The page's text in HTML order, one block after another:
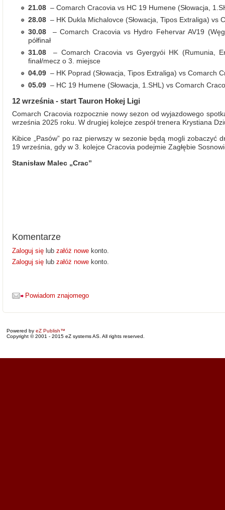
21.08– Comarch Cracovia vs HC 19 Humene (Słowacja,
28.08– HK Dukla Michalovce (Słowacja, Tipos Extraliga) vs
30.08– Comarch Cracovia vs Hydro Fehervar AV19
półfinał
31.08– Comarch Cracovia vs Gyergyói HK (Rumunia,
finał/mecz o 3. miejsce
04.09– HK Poprad (Słowacja, Tipos Extraliga) vs Comarch
05.09– HC 19 Humene (Słowacja, 1.SHL) vs Comarch
12 września - start Tauron Hokej Ligi
Comarch Cracovia rozpocznie nowy sezon od wyjazdowego
września 2025 roku. W drugiej kolejce zespół trenera Krystiana
Kibice „Pasów” po raz pierwszy w sezonie będą mogli zobaczyć
19 września, gdy w 3. kolejce Cracovia podejmie Zagłębie
Stanisław Malec „Crac”
Komentarze
Zaloguj się lub załóż nowe konto.
Zaloguj się lub załóż nowe konto.
Powiadom znajomego
Powered by eZ Publish™
Copyright © 2001 - 2015 eZ systems AS. All rights reserved.